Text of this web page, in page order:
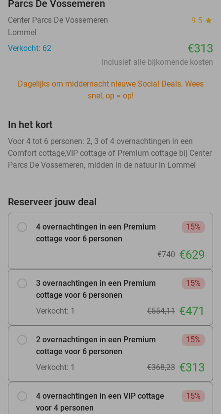
Parcs De Vossemeren
Center Parcs De Vossemeren 9.5 star
Lommel
Verkocht: 62
€313
Inclusief alle bijkomende kosten
Dagelijks om middernacht nieuwe Social Deals. Wees
snel, op = op!
In het kort
Voor 4 tot 6 personen: 2, 3 of 4 overnachtingen in een
Comfort cottage,VIP cottage of Premium cottage bij Center
Parcs De Vossemeren, midden in de natuur in Lommel
Reserveer jouw deal
4 overnachtingen in een Premium
cottage voor 6 personen
15%
€740 €629
3 overnachtingen in een Premium
cottage voor 6 personen
15%
Verkocht: 1 €554,11 €471
2 overnachtingen in een Premium
cottage voor 6 personen
15%
Verkocht: 1 €368,23 €313
4 overnachtingen in een VIP cottage
voor 4 personen
15%